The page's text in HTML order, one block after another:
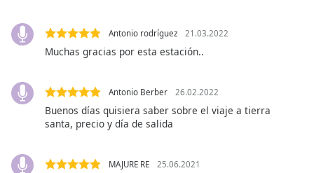
opens
subtitles
settings
subtitles
off
selected
Track
Antonio rodríguez 21.03.2022
Muchas gracias por esta estación..
Antonio Berber 26.02.2022
Buenos días quisiera saber sobre el viaje a tierra
santa, precio y día de salida
MAJURE RE 25.06.2021